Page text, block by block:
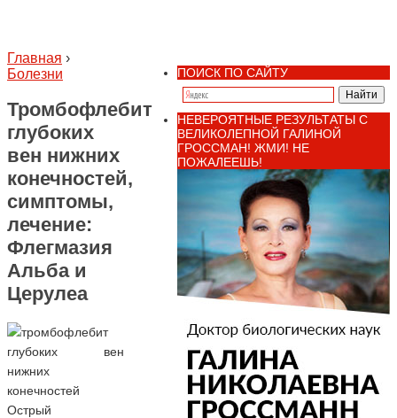
Главная ›
Болезни
Тромбофлебит
глубоких
вен нижних
конечностей,
симптомы,
лечение:
Флегмазия
Альба и
Церулеа
Острый
ПОИСК ПО САЙТУ
НЕВЕРОЯТНЫЕ РЕЗУЛЬТАТЫ С
ВЕЛИКОЛЕПНОЙ ГАЛИНОЙ
ГРОССМАН! ЖМИ! НЕ
ПОЖАЛЕЕШЬ!